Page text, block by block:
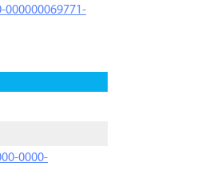
000000069771-
0000-